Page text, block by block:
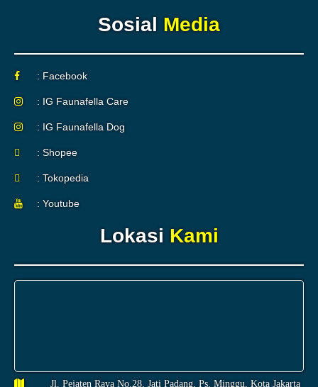
Sosial Media
: Facebook
: IG Faunafella Care
: IG Faunafella Dog
: Shopee
: Tokopedia
: Youtube
Lokasi Kami
Jl. Pejaten Raya No.28, Jati Padang, Ps. Minggu, Kota Jakarta